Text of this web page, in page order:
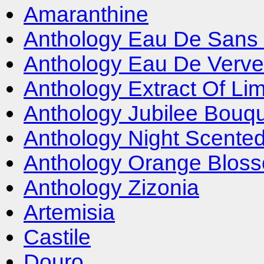
Amaranthine
Anthology Eau De Sans
Anthology Eau De
Anthology Extract Of
Anthology Jubilee
Anthology Night
Anthology Orange
Anthology Zizonia
Artemisia
Castile